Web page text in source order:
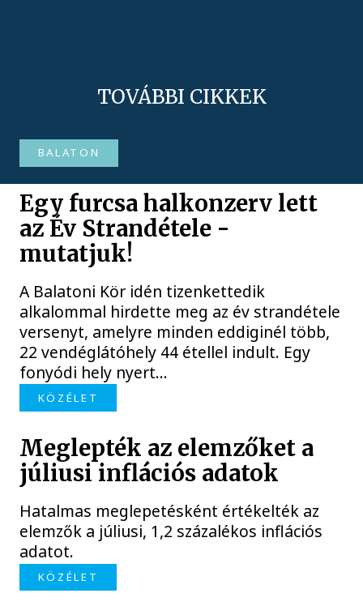
TOVÁBBI CIKKEK
BALATON
Egy furcsa halkonzerv lett
az Év Strandétele -
mutatjuk!
A Balatoni Kör idén tizenkettedik
alkalommal hirdette meg az év strandétele
versenyt, amelyre minden eddiginél több,
22 vendéglátóhely 44 étellel indult. Egy
fonyódi hely nyert...
KÖZÉLET
Meglepték az elemzőket a
júliusi inflációs adatok
Hatalmas meglepetésként értékelték az
elemzők a júliusi, 1,2 százalékos inflációs
adatot.
KÖZÉLET